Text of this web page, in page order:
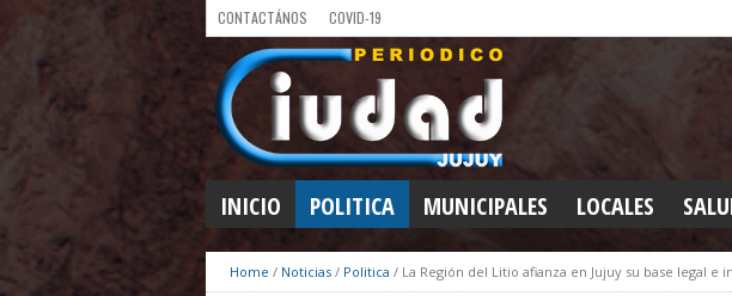
CONTACTÁNOS COVID-19
INICIO POLITICA MUNICIPALES LOCALES
Home / Noticias / Politica / La Región del Litio afianza en Jujuy su base legal e